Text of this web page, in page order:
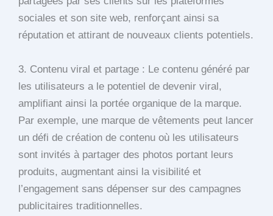
sociales et son site web, renforçant ainsi sa
réputation et attirant de nouveaux clients potentiels.
3. Contenu viral et partage : Le contenu généré par
les utilisateurs a le potentiel de devenir viral,
amplifiant ainsi la portée organique de la marque.
Par exemple, une marque de vêtements peut lancer
un défi de création de contenu où les utilisateurs
sont invités à partager des photos portant leurs
produits, augmentant ainsi la visibilité et
l’engagement sans dépenser sur des campagnes
publicitaires traditionnelles.